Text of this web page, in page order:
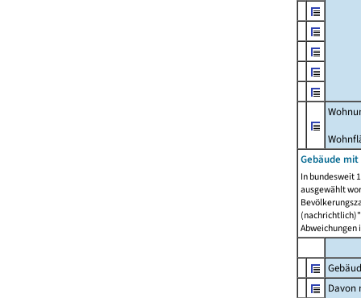
Gebäude
In bundesweit
ausgewählt
Abweichungen
Davon